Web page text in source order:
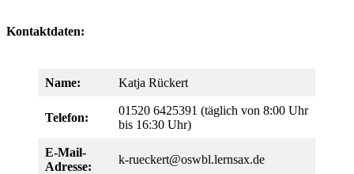
Kontaktdaten:
Name: Katja Rückert
Telefon:
01520 6425391 (täglich von 8:00 Uhr
bis 16:30 Uhr)
E-Mail-
Adresse:
k-rueckert@oswbl.lernsax.de